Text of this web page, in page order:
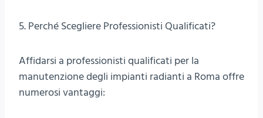
5. Perché Scegliere Professionisti Qualificati?
Affidarsi a professionisti qualificati per la
manutenzione degli impianti radianti a Roma offre
numerosi vantaggi: